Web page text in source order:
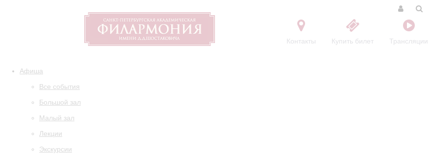
Контакты Купить билет Трансляции
Афиша
Все события
Большой зал
Малый зал
Лекции
Экскурсии